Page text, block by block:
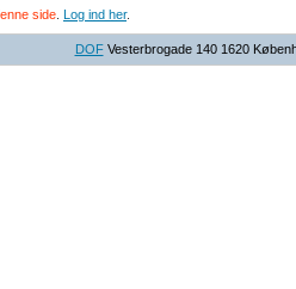
side Log ind her.
DOFVesterbrogade 140 1620